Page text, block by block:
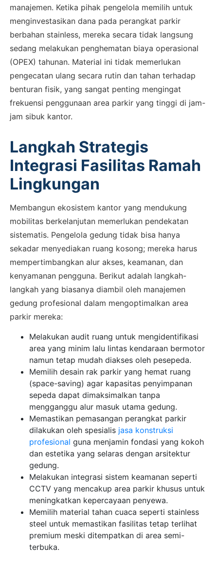
manajemen. Ketika pihak pengelola memilih untuk
menginvestasikan dana pada perangkat parkir
berbahan stainless, mereka secara tidak langsung
sedang melakukan penghematan biaya operasional
(OPEX) tahunan. Material ini tidak memerlukan
pengecatan ulang secara rutin dan tahan terhadap
benturan fisik, yang sangat penting mengingat
frekuensi penggunaan area parkir yang tinggi di jam-
jam sibuk kantor.
Langkah Strategis
Integrasi Fasilitas Ramah
Lingkungan
Membangun ekosistem kantor yang mendukung
mobilitas berkelanjutan memerlukan pendekatan
sistematis. Pengelola gedung tidak bisa hanya
sekadar menyediakan ruang kosong; mereka harus
mempertimbangkan alur akses, keamanan, dan
kenyamanan pengguna. Berikut adalah langkah-
langkah yang biasanya diambil oleh manajemen
gedung profesional dalam mengoptimalkan area
parkir mereka:
Melakukan audit ruang untuk mengidentifikasi
area yang minim lalu lintas kendaraan bermotor
namun tetap mudah diakses oleh pesepeda.
Memilih desain rak parkir yang hemat ruang
(space-saving) agar kapasitas penyimpanan
sepeda dapat dimaksimalkan tanpa
mengganggu alur masuk utama gedung.
Memastikan pemasangan perangkat parkir
dilakukan oleh spesialis jasa konstruksi
profesional guna menjamin fondasi yang kokoh
dan estetika yang selaras dengan arsitektur
gedung.
Melakukan integrasi sistem keamanan seperti
CCTV yang mencakup area parkir khusus untuk
meningkatkan kepercayaan penyewa.
Memilih material tahan cuaca seperti stainless
steel untuk memastikan fasilitas tetap terlihat
premium meski ditempatkan di area semi-
terbuka.